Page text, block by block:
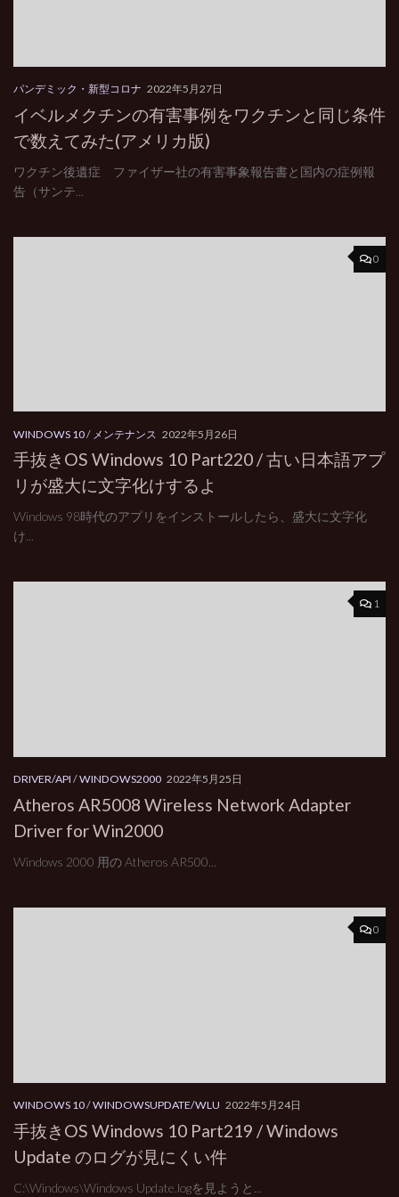
パンデミック・新型コロナ 2022年5月27日
イベルメクチンの有害事例をワクチンと同じ条件
で数えてみた(アメリカ版)
ワクチン後遺症 ファイザー社の有害事象報告書と国内の症例報
告（サンテ...
0
WINDOWS 10/ メンテナンス 2022年5月26日
手抜きOS Windows 10 Part220 / 古い日本語アプ
リが盛大に文字化けするよ
Windows 98時代のアプリをインストールしたら、盛大に文字化
け...
1
DRIVER/API /WINDOWS2000 2022年5月25日
Atheros AR5008 Wireless Network Adapter
Driver for Win2000
Windows 2000 用の Atheros AR500...
0
WINDOWS 10/WINDOWSUPDATE/WLU 2022年5月24日
手抜きOS Windows 10 Part219 / Windows
Update のログが見にくい件
C:\Windows\Windows Update.logを見ようと...